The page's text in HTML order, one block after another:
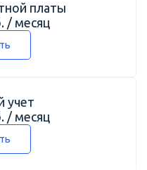
платы
/ месяц
учет
/ месяц